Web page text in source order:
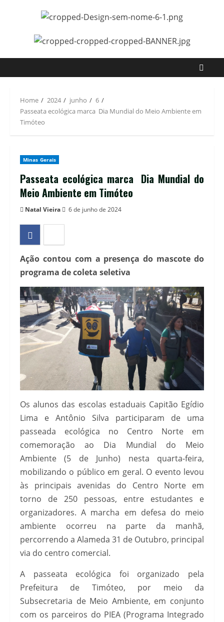
Home 2024 junho
6
Passeata ecológica marca Dia Mundial do Meio Ambiente em
Timóteo
Minas Gerais
Passeata ecológica marca Dia Mundial do
Meio Ambiente em Timóteo
Natal Vieira 6 de junho de 2024
Ação contou com a presença do mascote do
programa de coleta seletiva
Os alunos das escolas estaduais Capitão Egídio
Lima e Antônio Silva participaram de uma
passeada ecológica no Centro Norte em
comemoração ao Dia Mundial do Meio
Ambiente (5 de Junho) nesta quarta-feira,
mobilizando o público em geral. O evento levou
às principais avenidas do Centro Norte em
torno de 250 pessoas, entre estudantes e
organizadores. A marcha em defesa do meio
ambiente ocorreu na parte da manhã,
percorrendo a Alameda 31 de Outubro, principal
via do centro comercial.
A passeata ecológica foi organizado pela
Prefeitura de Timóteo, por meio da
Subsecretaria de Meio Ambiente, em conjunto
com os parceiros do PIEA (Programa Integrado